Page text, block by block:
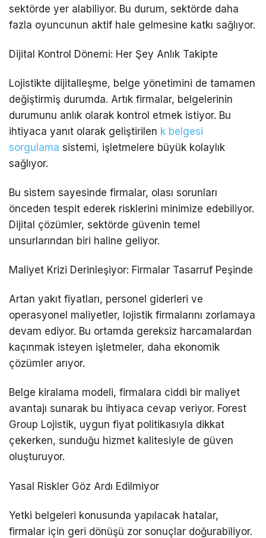
sektörde yer alabiliyor. Bu durum, sektörde daha
fazla oyuncunun aktif hale gelmesine katkı sağlıyor.
Dijital Kontrol Dönemi: Her Şey Anlık Takipte
Lojistikte dijitalleşme, belge yönetimini de tamamen
değiştirmiş durumda. Artık firmalar, belgelerinin
durumunu anlık olarak kontrol etmek istiyor. Bu
ihtiyaca yanıt olarak geliştirilen k belgesi
sorgulama sistemi, işletmelere büyük kolaylık
sağlıyor.
Bu sistem sayesinde firmalar, olası sorunları
önceden tespit ederek risklerini minimize edebiliyor.
Dijital çözümler, sektörde güvenin temel
unsurlarından biri haline geliyor.
Maliyet Krizi Derinleşiyor: Firmalar Tasarruf Peşinde
Artan yakıt fiyatları, personel giderleri ve
operasyonel maliyetler, lojistik firmalarını zorlamaya
devam ediyor. Bu ortamda gereksiz harcamalardan
kaçınmak isteyen işletmeler, daha ekonomik
çözümler arıyor.
Belge kiralama modeli, firmalara ciddi bir maliyet
avantajı sunarak bu ihtiyaca cevap veriyor. Forest
Group Lojistik, uygun fiyat politikasıyla dikkat
çekerken, sunduğu hizmet kalitesiyle de güven
oluşturuyor.
Yasal Riskler Göz Ardı Edilmiyor
Yetki belgeleri konusunda yapılacak hatalar,
firmalar için geri dönüşü zor sonuçlar doğurabiliyor.